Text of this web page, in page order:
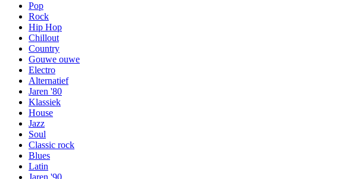
Pop
Rock
Hip Hop
Chillout
Country
Gouwe ouwe
Electro
Alternatief
Jaren '80
Klassiek
House
Jazz
Soul
Classic rock
Blues
Latin